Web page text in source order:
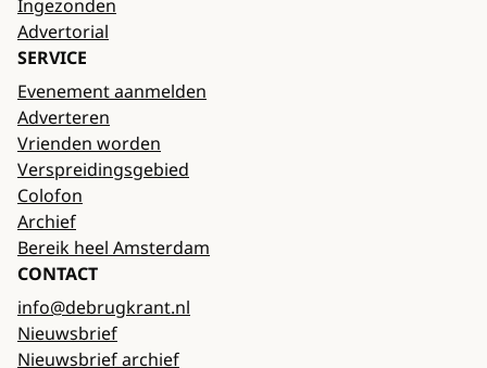
Ingezonden
Advertorial
SERVICE
Evenement aanmelden
Adverteren
Vrienden worden
Verspreidingsgebied
Colofon
Archief
Bereik heel Amsterdam
CONTACT
info@debrugkrant.nl
Nieuwsbrief
Nieuwsbrief archief